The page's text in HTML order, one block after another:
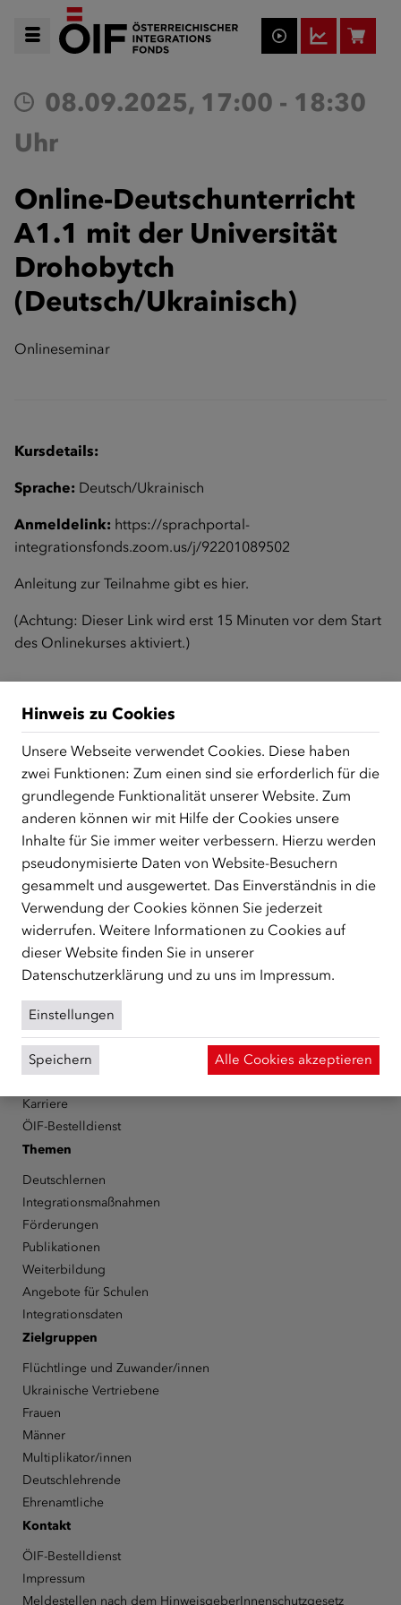
08.09.2025, 17:00 - 18:30
Uhr
Online-Deutschunterricht
A1.1 mit der Universität
Drohobytch
(Deutsch/Ukrainisch)
Onlineseminar
Kursdetails:
Sprache: Deutsch/Ukrainisch
Anmeldelink: https://sprachportal-
integrationsfonds.zoom.us/j/92201089502
Anleitung zur Teilnahme gibt es hier.
(Achtung: Dieser Link wird erst 15 Minuten vor dem Start
des Onlinekurses aktiviert.)
Zurück zur Übersicht
ÜBER UNS
Der Österreichische Integrationsfonds (ÖIF) ist ein Fonds der
Republik Österreich, der Flüchtlinge, subsidiär
Schutzberechtigte, Vertriebene sowie Zuwander/innen als
zentrale Anlaufstelle bei der Integration in Österreich
unterstützt.
mehr
FacebookYouTubeInstagramLinkedIn
Über den ÖIF
Der Österreichische Integrationsfonds (ÖIF)
Organigramm
Presse
Karriere
ÖIF-Bestelldienst
Themen
Deutschlernen
Integrationsmaßnahmen
Förderungen
Publikationen
Weiterbildung
Angebote für Schulen
Integrationsdaten
Zielgruppen
Flüchtlinge und Zuwander/innen
Ukrainische Vertriebene
Frauen
Männer
Multiplikator/innen
Deutschlehrende
Ehrenamtliche
Kontakt
ÖIF-Bestelldienst
Impressum
Meldestellen nach dem HinweisgeberInnenschutzgesetz
Hinweis zu Cookies
Unsere Webseite verwendet Cookies. Diese haben
zwei Funktionen: Zum einen sind sie erforderlich für die
grundlegende Funktionalität unserer Website. Zum
anderen können wir mit Hilfe der Cookies unsere
Inhalte für Sie immer weiter verbessern. Hierzu werden
pseudonymisierte Daten von Website-Besuchern
gesammelt und ausgewertet. Das Einverständnis in die
Verwendung der Cookies können Sie jederzeit
widerrufen. Weitere Informationen zu Cookies auf
dieser Website finden Sie in unserer
Datenschutzerklärung und zu uns im Impressum.
Einstellungen
Speichern Alle Cookies akzeptieren